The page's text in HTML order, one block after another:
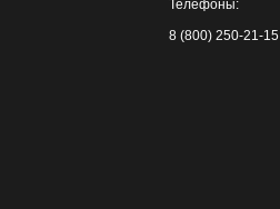
Телефоны:
8 (800) 250-21-15